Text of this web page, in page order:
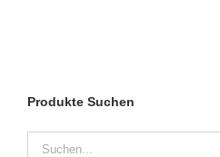
Produkte Suchen